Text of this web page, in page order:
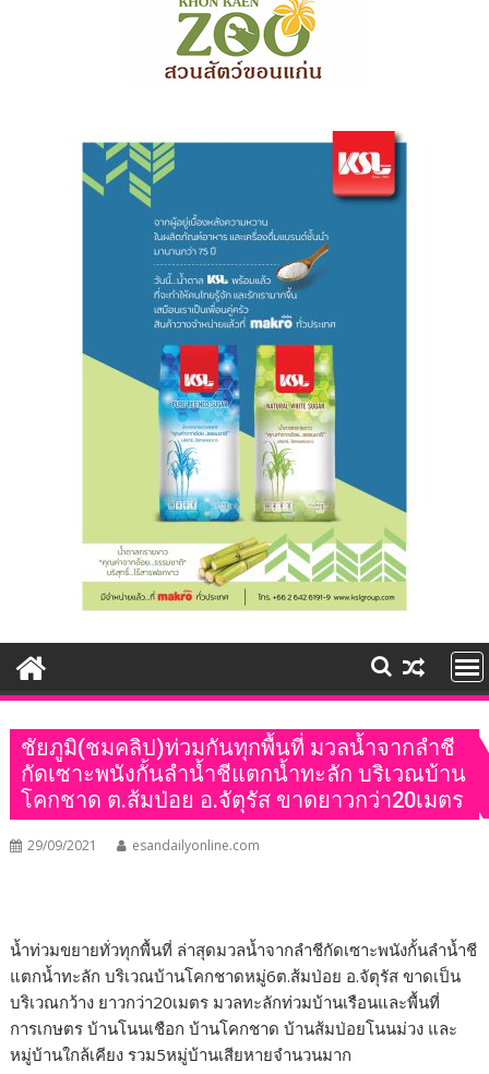
ชัยภูมิ(ชมคลิป)ท่วมกันทุกพื้นที่ มวลน้ำจากลำชี
กัดเซาะพนังกั้นลำน้ำชีแตกน้ำทะลัก บริเวณบ้าน
โคกชาด ต.ส้มป่อย อ.จัตุรัส ขาดยาวกว่า20เมตร
29/09/2021 esandailyonline.com
น้ำท่วมขยายทั่วทุกพื้นที่ ล่าสุดมวลน้ำจากลำชีกัดเซาะพนังกั้นลำน้ำชี
แตกน้ำทะลัก บริเวณบ้านโคกชาดหมู่6ต.ส้มป่อย อ.จัตุรัส ขาดเป็น
บริเวณกว้าง ยาวกว่า20เมตร มวลทะลักท่วมบ้านเรือนและพื้นที่
การเกษตร บ้านโนนเชือก บ้านโคกชาด บ้านส้มป่อยโนนม่วง และ
หมู่บ้านใกล้เคียง รวม5หมู่บ้านเสียหายจำนวนมาก